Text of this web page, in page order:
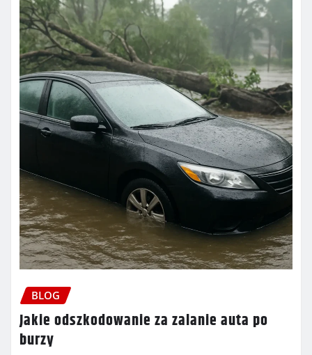
BLOG
Jakie odszkodowanie za zalanie auta po
burzy